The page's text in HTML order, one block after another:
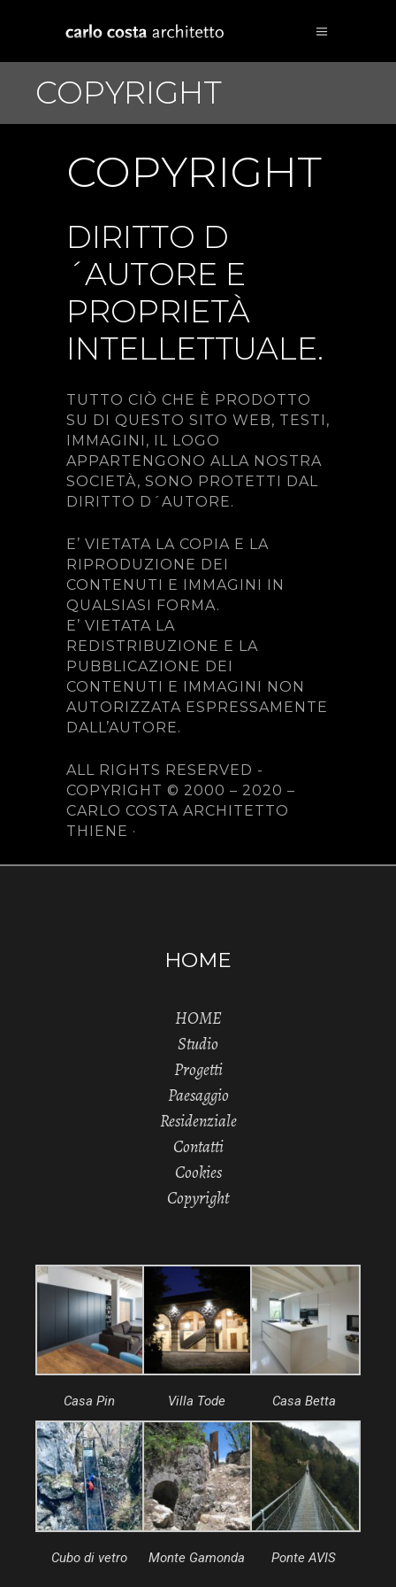
COPYRIGHT
COPYRIGHT
DIRITTO D
´AUTORE E
PROPRIETÀ
INTELLETTUALE.
TUTTO CIÒ CHE È PRODOTTO
SU DI QUESTO SITO WEB, TESTI,
IMMAGINI, IL LOGO
APPARTENGONO ALLA NOSTRA
SOCIETÀ, SONO PROTETTI DAL
DIRITTO D´AUTORE.
E’ VIETATA LA COPIA E LA
RIPRODUZIONE DEI
CONTENUTI E IMMAGINI IN
QUALSIASI FORMA.
E’ VIETATA LA
REDISTRIBUZIONE E LA
PUBBLICAZIONE DEI
CONTENUTI E IMMAGINI NON
AUTORIZZATA ESPRESSAMENTE
DALL’AUTORE.
ALL RIGHTS RESERVED -
COPYRIGHT © 2000 – 2020 –
CARLO COSTA ARCHITETTO
THIENE ·
HOME
HOME
Studio
Progetti
Paesaggio
Residenziale
Contatti
Cookies
Copyright
Casa Pin Villa Tode Casa Betta
Cubo di vetro Monte Gamonda Ponte AVIS